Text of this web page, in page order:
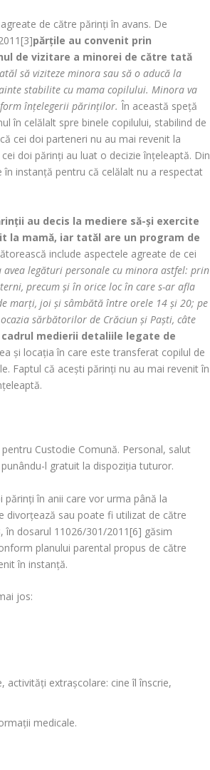
de către părinți în avans. De
părțile au convenit prin
de vizitare a minorei de către tată
să viziteze minora sau să o aducă la
stabilite cu mama copilului. Minora va
înțelegerii părinților. În această speță
în celălalt spre binele copilului, stabilind de
cei doi parteneri nu au mai revenit la
doi părinți au luat o decizie înțeleaptă. Din
instanță pentru că celălalt nu a respectat
au decis la mediere să-și exercite
mamă, iar tatăl are un program de
include aspectele agreate de cei
legături personale cu minora astfel: prin
precum și în orice loc în care s-ar afla
marți, joi și sâmbătă între orele 14 și 20; pe
sărbătorilor de Crăciun și Paști, câte
medierii detaliile legate de
și locația în care este transferat copilul de
Faptul că acești părinți nu au mai revenit în
Custodie Comună. Personal, salut
l gratuit la dispoziția tuturor.
în anii care vor urma până la
divorțează sau poate fi utilizat de către
în dosarul 11026/301/2011[6] găsim
planului parental propus de către
în instanță.
jos:
activități extrașcolare: cine îl înscrie,
medicale.